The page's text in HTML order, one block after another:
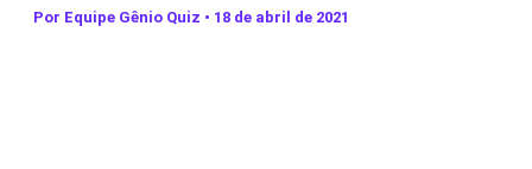
Por Equipe Gênio Quiz • 18 de abril de 2021